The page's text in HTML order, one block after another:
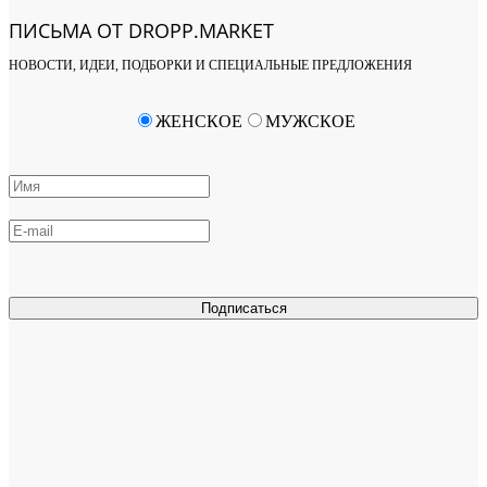
ПИСЬМА ОТ DROPP.MARKET
НОВОСТИ, ИДЕИ, ПОДБОРКИ И СПЕЦИАЛЬНЫЕ ПРЕДЛОЖЕНИЯ
Подписаться
ЖЕНСКОЕ МУЖСКОЕ